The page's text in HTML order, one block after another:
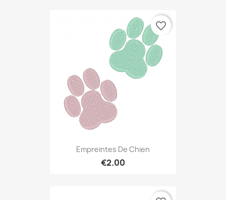
Empreintes De Chien
€2.00
favorite_border